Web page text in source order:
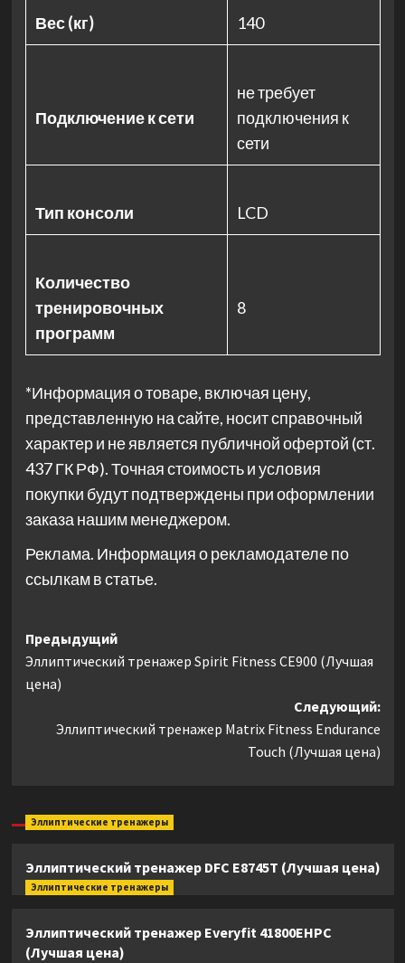
Вес (кг) 140
Подключение к сети
не требует
подключения к
сети
Тип консоли LCD
Количество
тренировочных
программ
8
*Информация о товаре, включая цену,
представленную на сайте, носит справочный
характер и не является публичной офертой (ст.
437 ГК РФ). Точная стоимость и условия
покупки будут подтверждены при оформлении
заказа нашим менеджером.
Реклама. Информация о рекламодателе по
ссылкам в статье.
Навигация
записи
Предыдущий
Эллиптический тренажер Spirit Fitness CE900 (Лучшая
цена)
Следующий:
Эллиптический тренажер Matrix Fitness Endurance
Touch (Лучшая цена)
Эллиптические тренажеры
Эллиптический тренажер DFC E8745T (Лучшая цена)
Эллиптические тренажеры
Эллиптический тренажер Everyfit 41800EHPC
(Лучшая цена)